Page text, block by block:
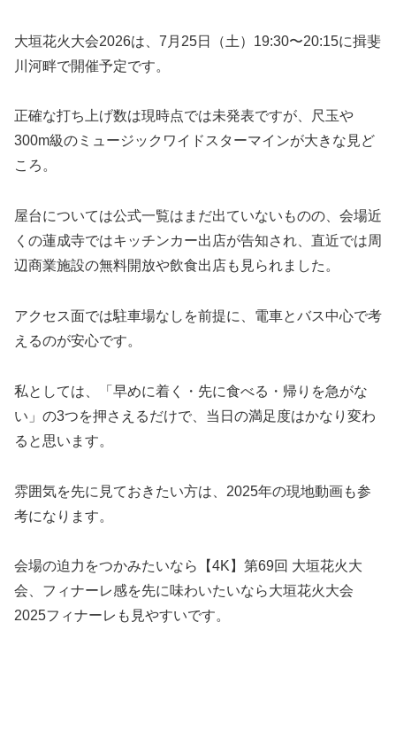
大垣花火大会2026は、7月25日（土）19:30〜20:15に揖斐
川河畔で開催予定です。
正確な打ち上げ数は現時点では未発表ですが、尺玉や
300m級のミュージックワイドスターマインが大きな見ど
ころ。
屋台については公式一覧はまだ出ていないものの、会場近
くの蓮成寺ではキッチンカー出店が告知され、直近では周
辺商業施設の無料開放や飲食出店も見られました。
アクセス面では駐車場なしを前提に、電車とバス中心で考
えるのが安心です。
私としては、「早めに着く・先に食べる・帰りを急がな
い」の3つを押さえるだけで、当日の満足度はかなり変わ
ると思います。
雰囲気を先に見ておきたい方は、2025年の現地動画も参
考になります。
会場の迫力をつかみたいなら【4K】第69回 大垣花火大
会、フィナーレ感を先に味わいたいなら大垣花火大会
2025フィナーレも見やすいです。